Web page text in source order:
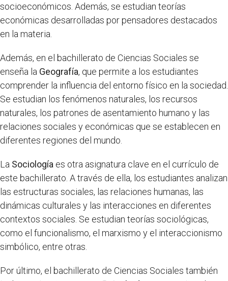
socioeconómicos. Además, se estudian teorías
económicas desarrolladas por pensadores destacados
en la materia.
Además, en el bachillerato de Ciencias Sociales se
enseña la Geografía, que permite a los estudiantes
comprender la influencia del entorno físico en la sociedad.
Se estudian los fenómenos naturales, los recursos
naturales, los patrones de asentamiento humano y las
relaciones sociales y económicas que se establecen en
diferentes regiones del mundo.
La Sociología es otra asignatura clave en el currículo de
este bachillerato. A través de ella, los estudiantes analizan
las estructuras sociales, las relaciones humanas, las
dinámicas culturales y las interacciones en diferentes
contextos sociales. Se estudian teorías sociológicas,
como el funcionalismo, el marxismo y el interaccionismo
simbólico, entre otras.
Por último, el bachillerato de Ciencias Sociales también